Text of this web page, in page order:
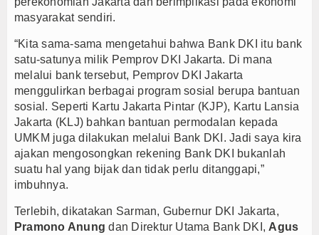
masyarakat sendiri.
“Kita sama-sama mengetahui bahwa Bank DKI itu bank
satu-satunya milik Pemprov DKI Jakarta. Di mana
melalui bank tersebut, Pemprov DKI Jakarta
menggulirkan berbagai program sosial berupa bantuan
sosial. Seperti Kartu Jakarta Pintar (KJP), Kartu Lansia
Jakarta (KLJ) bahkan bantuan permodalan kepada
UMKM juga dilakukan melalui Bank DKI. Jadi saya kira
ajakan mengosongkan rekening Bank DKI bukanlah
suatu hal yang bijak dan tidak perlu ditanggapi,”
imbuhnya.
Terlebih, dikatakan Sarman, Gubernur DKI Jakarta,
Pramono Anungdan Direktur Utama Bank DKI, Agus